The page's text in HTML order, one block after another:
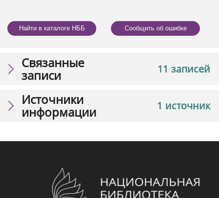
Найти в каталоге НББ Сообщить об ошибке
11 записей
Связанные
записи
1 источник
Источники
информации